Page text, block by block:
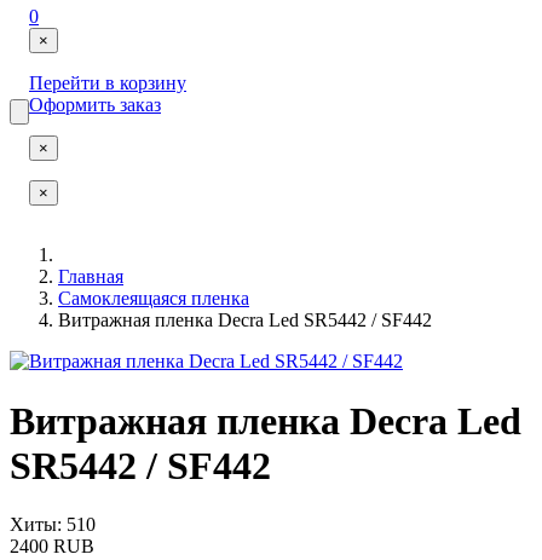
0
×
Перейти в корзину
Оформить заказ
×
×
Главная
Самоклеящаяся пленка
Витражная пленка Decra Led SR5442 / SF442
Витражная пленка Decra Led
SR5442 / SF442
Хиты: 510
2400 RUB